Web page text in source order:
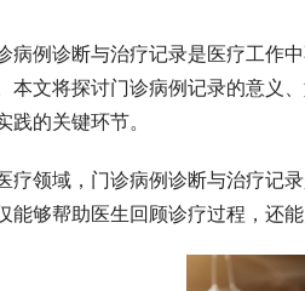
病例诊断与治疗记录是医疗工作
本文将探讨门诊病例记录的意义
践的关键环节。
疗领域，门诊病例诊断与治疗记
能够帮助医生回顾诊疗过程，还